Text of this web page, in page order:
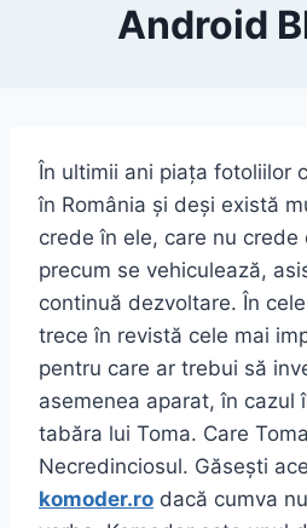
Android
În ultimii ani piața fotoliilor
în România și deși există
crede în ele, care nu
precum se vehiculează,
continuă dezvoltare. În
trece în revistă cele mai
pentru care ar trebui să
asemenea aparat, în cazul
tabăra lui Toma. Care
Necredinciosul. Găsești
komoder.ro dacă cumva